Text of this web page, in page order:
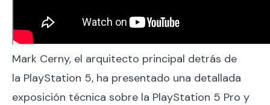
Mark Cerny, el arquitecto principal detrás de
la PlayStation 5, ha presentado una detallada
exposición técnica sobre la PlayStation 5 Pro y